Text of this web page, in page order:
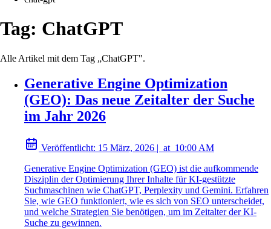
Tag: ChatGPT
Alle Artikel mit dem Tag „ChatGPT".
Generative Engine Optimization
(GEO): Das neue Zeitalter der Suche
im Jahr 2026
Veröffentlicht: 15 März, 2026 | at 10:00 AM
Generative Engine Optimization (GEO) ist die aufkommende
Disziplin der Optimierung Ihrer Inhalte für KI-gestützte
Suchmaschinen wie ChatGPT, Perplexity und Gemini. Erfahren
Sie, wie GEO funktioniert, wie es sich von SEO unterscheidet,
und welche Strategien Sie benötigen, um im Zeitalter der KI-
Suche zu gewinnen.